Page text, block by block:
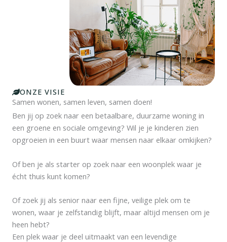
ONZE VISIE
Samen wonen, samen leven, samen doen!
Ben jij op zoek naar een betaalbare, duurzame woning in
een groene en sociale omgeving? Wil je je kinderen zien
opgroeien in een buurt waar mensen naar elkaar omkijken?
Of ben je als starter op zoek naar een woonplek waar je
écht thuis kunt komen?
Of zoek jij als senior naar een fijne, veilige plek om te
wonen, waar je zelfstandig blijft, maar altijd mensen om je
heen hebt?
Een plek waar je deel uitmaakt van een levendige